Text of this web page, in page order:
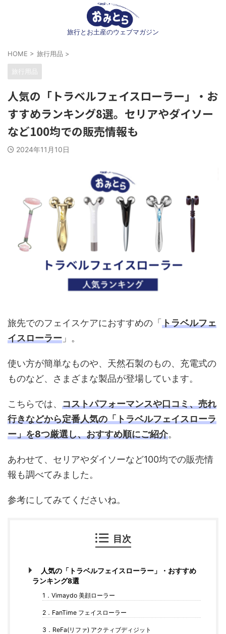
旅行とお土産のウェブマガジン
HOME > 旅行用品 >
旅行用品
人気の「トラベルフェイスローラー」・お
すすめランキング8選。セリアやダイソー
など100均での販売情報も
2024年11月10日
旅先でのフェイスケアにおすすめの「トラベルフェ
イスローラー 」。
使い方が簡単なものや、天然石製のもの、充電式の
ものなど、さまざまな製品が登場しています。
こちらでは、 コストパフォーマンスや口コミ、売れ
行きなどから定番人気の「トラベルフェイスローラ
ー」を8つ厳選し、おすすめ順にご紹介。
あわせて、セリアやダイソーなど100均での販売情
報も調べてみました。
参考にしてみてくださいね。
目次
人気の「トラベルフェイスローラー」・おすすめ
ランキング8選
1．Vimaydo 美顔ローラー
2．FanTime フェイスローラー
3．ReFa(リファ) アクティブディジット